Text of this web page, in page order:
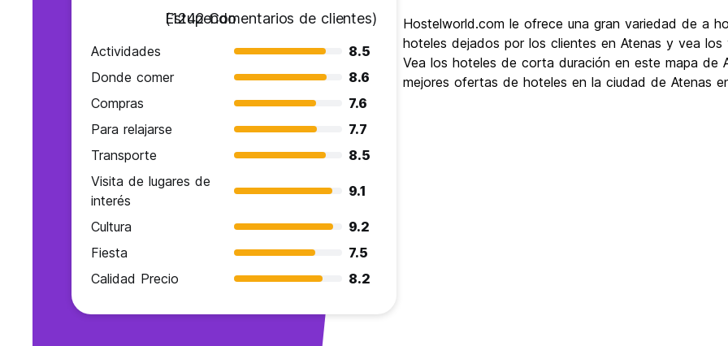
Estupendo
(1242 Comentarios de clientes)
Actividades
8.5
Donde comer
8.6
Compras
7.6
Para relajarse
7.7
Transporte
8.5
Visita de lugares de
interés
9.1
Cultura
9.2
Fiesta
7.5
Calidad Precio
8.2
Hostelworld.com le ofrece una gran variedad de a
hoteles dejados por los clientes en Atenas y vea
Vea los hoteles de corta duración en este mapa de
mejores ofertas de hoteles en la ciudad de Atenas